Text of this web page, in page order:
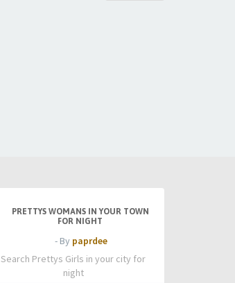
PRETTYS WOMANS IN YOUR TOWN
FOR NIGHT
- By paprdee
Search Prettys Girls in your city for
night